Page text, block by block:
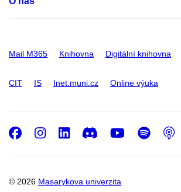
Mail M365 Knihovna Digitální knihovna
CIT IS Inet.muni.cz Online výuka
© 2026 Masarykova univerzita
Facebook
Instagram
LinkedIn
Discord